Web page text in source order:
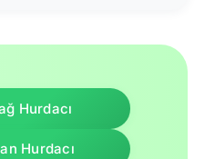
Hurdacı
Hurdacı